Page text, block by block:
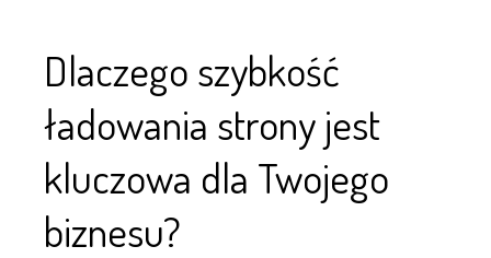
Dlaczego szybkość
ładowania strony jest
kluczowa dla Twojego
biznesu?